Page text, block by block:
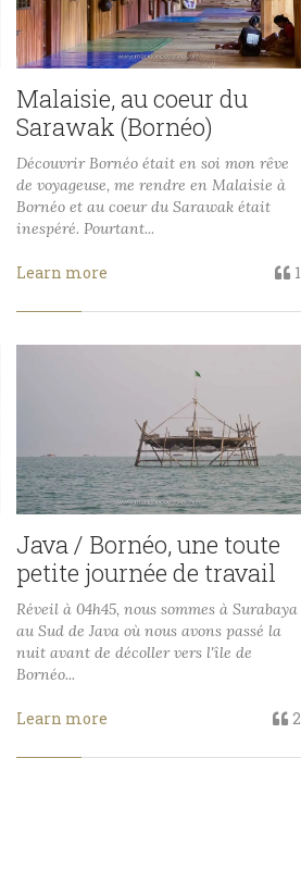
Malaisie, au coeur du
Sarawak (Bornéo)
Découvrir Bornéo était en soi mon rêve
de voyageuse, me rendre en Malaisie à
Bornéo et au coeur du Sarawak était
inespéré. Pourtant...
Learn more 1
Java / Bornéo, une toute
petite journée de travail
Réveil à 04h45, nous sommes à Surabaya
au Sud de Java où nous avons passé la
nuit avant de décoller vers l'île de
Bornéo...
Learn more 2